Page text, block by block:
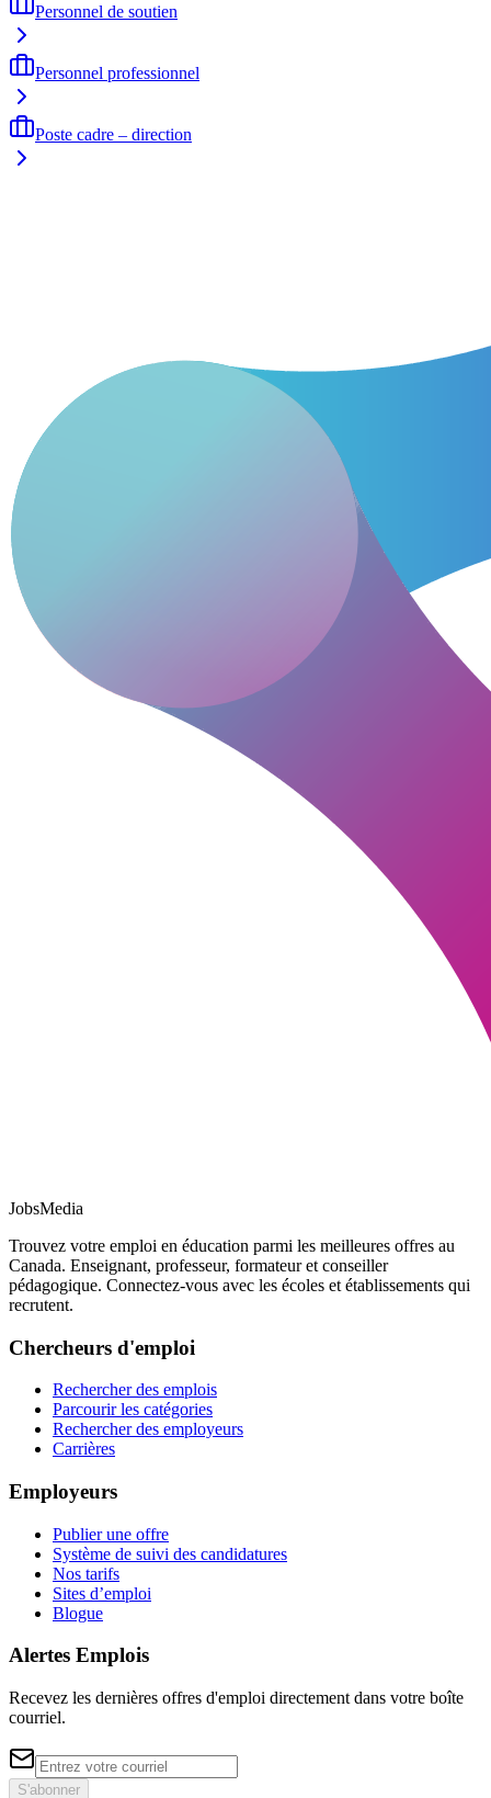
Personnel de soutien
Personnel professionnel
Poste cadre – direction
JobsMedia
Trouvez votre emploi en éducation parmi les meilleures offres au
Canada. Enseignant, professeur, formateur et conseiller
pédagogique. Connectez-vous avec les écoles et établissements qui
recrutent.
Chercheurs d'emploi
Rechercher des emplois
Parcourir les catégories
Rechercher des employeurs
Carrières
Employeurs
Publier une offre
Système de suivi des candidatures
Nos tarifs
Sites d’emploi
Blogue
Alertes Emplois
Recevez les dernières offres d'emploi directement dans votre boîte
courriel.
S'abonner